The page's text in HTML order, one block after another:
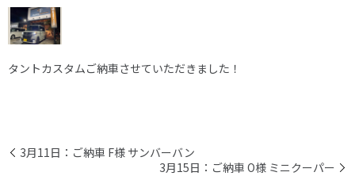
タントカスタムご納車させていただきました！
3月11日：ご納車 F様 サンバーバン
3月15日：ご納車 O様 ミニクーパー